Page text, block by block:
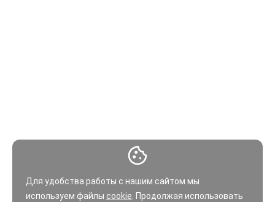
Для удобства работы с нашим сайтом мы
используем файлы cookie . Продолжая использовать